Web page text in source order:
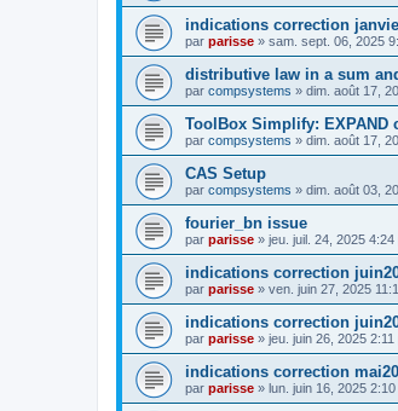
indications correction
par parisse » sam. sept. 06, 2025
distributive law in a sum
par compsystems » dim. août 17,
ToolBox Simplify: EXPAND
par compsystems » dim. août 17,
CAS Setup
par compsystems » dim. août 03,
fourier_bn issue
par parisse » jeu. juil. 24, 2025 4:24
indications correction
par parisse » ven. juin 27, 2025
indications correction
par parisse » jeu. juin 26, 2025
indications correction
par parisse » lun. juin 16, 2025